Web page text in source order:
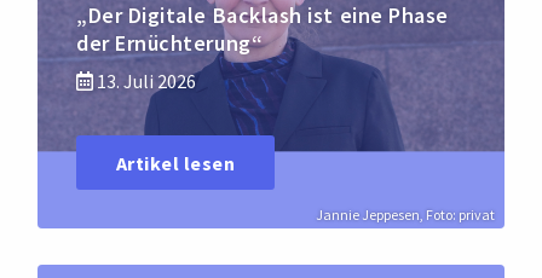
Jannie Jeppesen, Foto: privat
„Der Digitale Backlash ist eine Phase
der Ernüchterung“
13. Juli 2026
Artikel lesen